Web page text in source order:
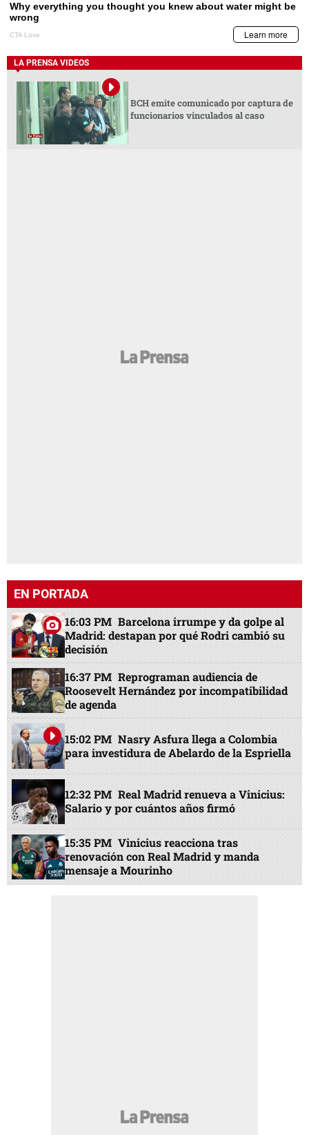
LA PRENSA VIDEOS
BCH emite comunicado por captura de
funcionarios vinculados al caso
EN PORTADA
16:03 PM Barcelona irrumpe y da golpe al
Madrid: destapan por qué Rodri cambió su
decisión
16:37 PM Reprograman audiencia de
Roosevelt Hernández por incompatibilidad
de agenda
15:02 PM Nasry Asfura llega a Colombia
para investidura de Abelardo de la Espriella
12:32 PM Real Madrid renueva a Vinicius:
Salario y por cuántos años firmó
15:35 PM Vinicius reacciona tras
renovación con Real Madrid y manda
mensaje a Mourinho